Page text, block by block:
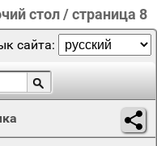
стол / страница 8
сайта: